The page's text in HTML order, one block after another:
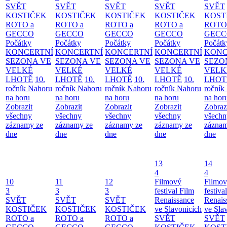
SVĚT
KOSTIČEK
ROTO a
GECCO
Počátky
KONCERTNÍ
SEZONA VE
VELKÉ
LHOTĚ 10.
ročník Nahoru
na horu
Zobrazit
všechny
záznamy ze
dne
SVĚT
KOSTIČEK
ROTO a
GECCO
Počátky
KONCERTNÍ
SEZONA VE
VELKÉ
LHOTĚ 10.
ročník Nahoru
na horu
Zobrazit
všechny
záznamy ze
dne
SVĚT
KOSTIČEK
ROTO a
GECCO
Počátky
KONCERTNÍ
SEZONA VE
VELKÉ
LHOTĚ 10.
ročník Nahoru
na horu
Zobrazit
všechny
záznamy ze
dne
SVĚT
KOSTIČEK
ROTO a
GECCO
Počátky
KONCERTNÍ
SEZONA VE
VELKÉ
LHOTĚ 10.
ročník Nahoru
na horu
Zobrazit
všechny
záznamy ze
dne
SVĚT
ročník
na
dne
10
3
SVĚT
KOSTIČEK
ROTO a
11
3
SVĚT
KOSTIČEK
ROTO a
12
3
SVĚT
KOSTIČEK
ROTO a
13
4
Filmový
festival Film
Renaissance
ve Slavonicích
SVĚT
14
4
ve
SVĚT